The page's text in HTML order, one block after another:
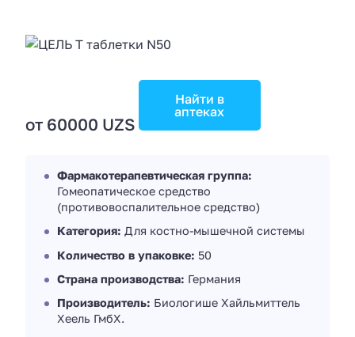
от 60000 UZS
Найти в
аптеках
Фармакотерапевтическая группа:
Гомеопатическое средство
(противовоспалительное средство)
Категория: Для костно-мышечной системы
Количество в упаковке: 50
Страна производства: Германия
Производитель: Биологише Хайльмиттель
Хеель ГмбХ.